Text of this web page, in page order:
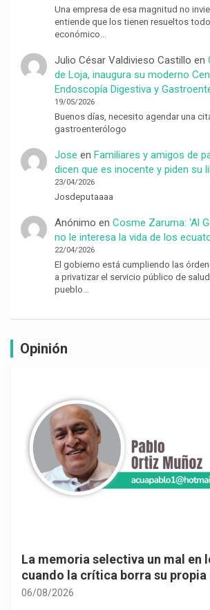
Una empresa de esa magnitud no
entiende que los tienen resueltos
económico…
Julio César Valdivieso Castillo en
de Loja, inaugura su moderno
Endoscopía Digestiva y
19/05/2026
Buenos días, necesito agendar una
gastroenterólogo
Jose en Familiares y amigos de
dicen que es inocente y piden su
23/04/2026
Josdeputaaaa
Anónimo en Cosme Zaruma: ‘Al
no le interesa la vida de los
22/04/2026
El gobierno está cumpliendo las
a privatizar el servicio público de
pueblo…
Opinión
La memoria selectiva un mal en
cuando la crítica borra su
06/08/2026